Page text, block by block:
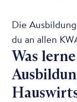
Die
du an allen
Was